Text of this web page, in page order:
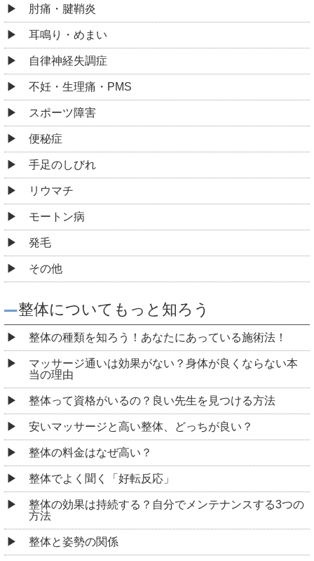
肘痛・腱鞘炎
耳鳴り・めまい
自律神経失調症
不妊・生理痛・PMS
スポーツ障害
便秘症
手足のしびれ
リウマチ
モートン病
発毛
その他
整体についてもっと知ろう
整体の種類を知ろう！あなたにあっている施術法！
マッサージ通いは効果がない？身体が良くならない本
当の理由
整体って資格がいるの？良い先生を見つける方法
安いマッサージと高い整体、どっちが良い？
整体の料金はなぜ高い？
整体でよく聞く「好転反応」
整体の効果は持続する？自分でメンテナンスする3つの
方法
整体と姿勢の関係